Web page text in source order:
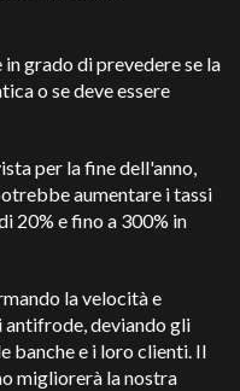
grado di prevedere se la
o se deve essere
per la fine dell'anno,
aumentare i tassi
20% e fino a 300% in
la velocità e
antifrode, deviando gli
banche e i loro clienti. Il
migliorerà la nostra